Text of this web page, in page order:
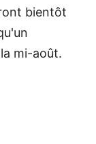
bientôt
mi-août.